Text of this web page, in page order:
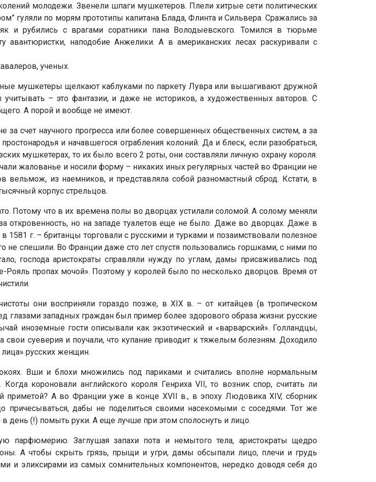
молодежи. Звенели шпаги мушкетеров. Плели хитрые сети политических
гуляли по морям прототипы капитана Блада, Флинта и Сильвера. Сражались за
и рубились с врагами соратники пана Володыевского. Томился в тюрьме
авантюристки, наподобие Анжелики. А в американских лесах раскуривали с
ученых.
мушкетеры щелкают каблуками по паркету Лувра или вышагивают дружной
– это фантазии, и даже не историков, а художественных авторов. С
А порой и вообще не имеют.
счет научного прогресса или более совершенных общественных систем, а за
и начавшегося ограбления колоний. Да и блеск, если разобраться,
мушкетерах, то их было всего 2 роты, они составляли личную охрану короля.
жалованье и носили форму – никаких иных регулярных частей во Франции не
вельмож, из наемников, и представляла собой разномастный сброд. Кстати, в
корпус стрельцов.
Потому что в их времена полы во дворцах устилали соломой. А солому меняли
откровенность, но на западе туалетов еще не было. Даже во дворцах. Даже в
г. – британцы торговали с русскими и турками и позаимствовали полезное
не спешили. Во Франции даже сто лет спустя пользовались горшками, с ними по
господа аристократы справляли нужду по углам, дамы присаживались под
Рояль пропах мочой». Поэтому у королей было по несколько дворцов. Время от
они восприняли гораздо позже, в XIX в. – от китайцев (в тропическом
глазами западных граждан был пример более здорового образа жизни: русские
иноземные гости описывали как экзотический и «варварский». Голландцы,
суеверия и поучали, что купание приводит к тяжелым болезням. Доходило
лица» русских женщин.
Вши и блохи множились под париками и считались вполне нормальным
короновали английского короля Генриха VII, то возник спор, считать ли
приметой? А во Франции уже в конце XVII в., в эпоху Людовика XIV, сборник
причесываться, дабы не поделиться своими насекомыми с соседями. Тот же
день (!) помыть руки. А еще лучше при этом сполоснуть и лицо.
парфюмерию. Заглушая запахи пота и немытого тела, аристократы щедро
А чтобы скрыть грязь, прыщи и угри, дамы обсыпали лицо, плечи и грудь
и эликсирами из самых сомнительных компонентов, нередко доводя себя до